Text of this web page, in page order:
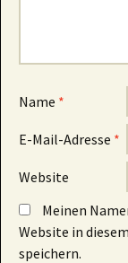
Name *
E-Mail-Adresse *
Website
Meinen
Website in
speichern.